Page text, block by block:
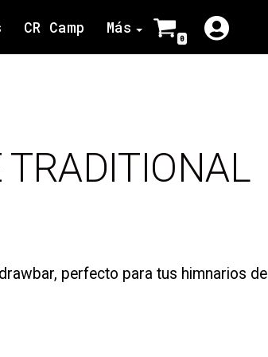
CR Camp Más
0
perfecto para tus himnarios de